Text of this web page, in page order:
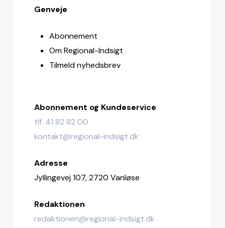
Genveje
Abonnement
Om Regional-Indsigt
Tilmeld nyhedsbrev
Abonnement og Kundeservice
tlf. 41 82 82 00
kontakt@regional-indsigt.dk
Adresse
Jyllingevej 107, 2720 Vanløse
Redaktionen
redaktionen@regional-indsigt.dk